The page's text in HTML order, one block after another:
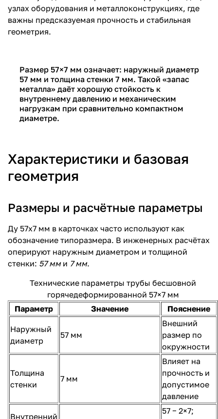
узлах оборудования и металлоконструкциях, где
важны предсказуемая прочность и стабильная
геометрия.
Размер 57×7 мм означает: наружный диаметр
57 мм и толщина стенки 7 мм. Такой «запас
металла» даёт хорошую стойкость к
внутреннему давлению и механическим
нагрузкам при сравнительно компактном
диаметре.
Характеристики и базовая
геометрия
Размеры и расчётные параметры
Ду 57х7 мм в карточках часто используют как
обозначение типоразмера. В инженерных расчётах
оперируют наружным диаметром и толщиной
стенки: 57 мми 7 мм.
Технические параметры трубы бесшовной
горячедеформированной 57×7 мм
Параметр
Значение Пояснение
Наружный
диаметр
57 мм
Внешний
размер по
окружности
Толщина
стенки
7 мм
Влияет на
прочность и
допустимое
давление
Внутренний
57 − 2×7;